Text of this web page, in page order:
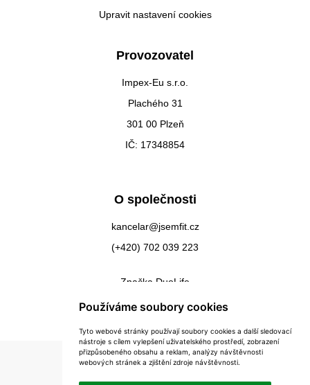
Používáme soubory cookies
Tyto webové stránky používají soubory cookies a další sledovací
nástroje s cílem vylepšení uživatelského prostředí, zobrazení
přizpůsobeného obsahu a reklam, analýzy návštěvnosti
webových stránek a zjištění zdroje návštěvnosti.
Upravit nastavení cookies
Provozovatel
Impex-Eu s.r.o.
Plachého 31
301 00 Plzeň
IČ: 17348854
O společnosti
kancelar@jsemfit.cz
(+420) 702 039 223
Značka DuoLife
Kontakty